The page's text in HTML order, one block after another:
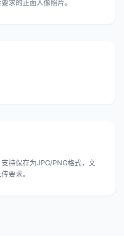
求的正面人像照片。
持保存为JPG/PNG格式，文
要求。